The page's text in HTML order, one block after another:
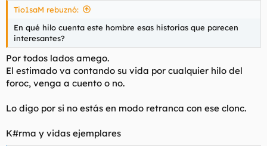
Si la mujer está para cambiar pañales y fregar alguien tendrá
que poner la pasta, si no querías ser tú la próxima vez no te
corras sin condón. Aquí somos muy machistas pero para lo que
nos interesa joder.
Tio1saM rebuznó:
En qué hilo cuenta este hombre esas historias que parecen
interesantes?
Por todos lados amego.
El estimado va contando su vida por cualquier hilo del
foroc, venga a cuento o no.
Lo digo por si no estás en modo retranca con ese clonc.
K#rma y vidas ejemplares